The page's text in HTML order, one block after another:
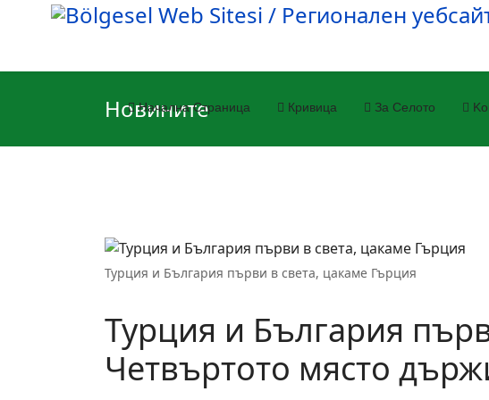
Начална Cтраница Кривицa За Cелото
Новините
Турция и България първи в света, цакаме Гърция
Турция и България
Четвъртото място